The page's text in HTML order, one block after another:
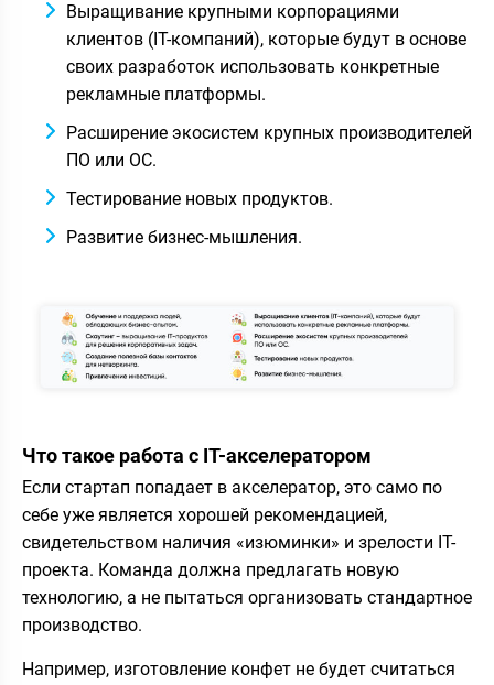
Выращивание крупными корпорациями
клиентов (IT-компаний), которые будут в основе
своих разработок использовать конкретные
рекламные платформы.
Расширение экосистем крупных производителей
ПО или ОС.
Тестирование новых продуктов.
Развитие бизнес-мышления.
Что такое работа с IT-акселератором
Если стартап попадает в акселератор, это само по
себе уже является хорошей рекомендацией,
свидетельством наличия «изюминки» и зрелости IT-
проекта. Команда должна предлагать новую
технологию, а не пытаться организовать стандартное
производство.
Например, изготовление конфет не будет считаться